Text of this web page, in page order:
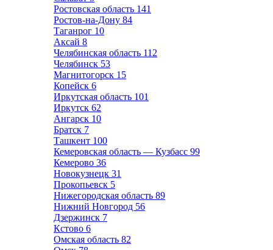
Ростовская область 141
Ростов-на-Дону 84
Таганрог 10
Аксай 8
Челябинская область 112
Челябинск 53
Магнитогорск 15
Копейск 6
Иркутская область 101
Иркутск 62
Ангарск 10
Братск 7
Ташкент 100
Кемеровская область — Кузбасс 99
Кемерово 36
Новокузнецк 31
Прокопьевск 5
Нижегородская область 89
Нижний Новгород 56
Дзержинск 7
Кстово 6
Омская область 82